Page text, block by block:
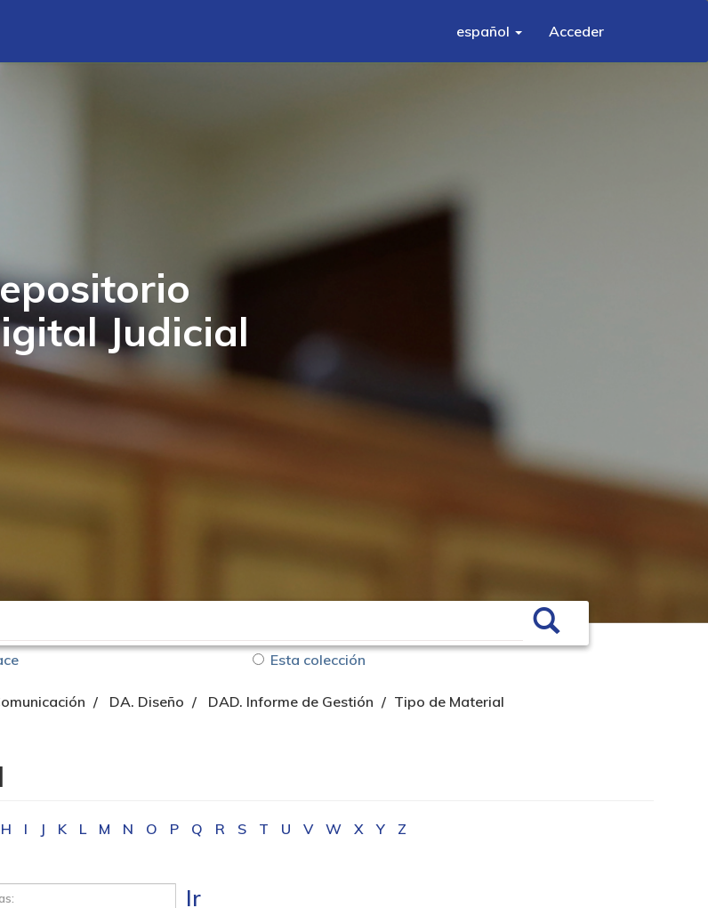
español Acceder
Judicial
Esta colección
DA. Diseño DAD. Informe de Gestión Tipo de Material
H I J K L M N O P Q R S T U V W X Y Z
Ir